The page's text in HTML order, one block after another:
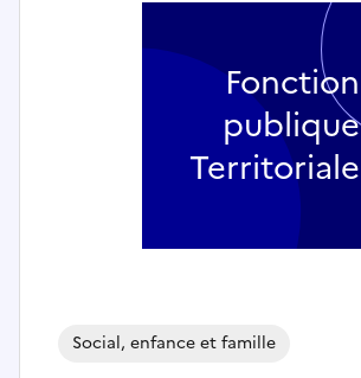
Social, enfance et famille
Fonction
publique
Territoriale